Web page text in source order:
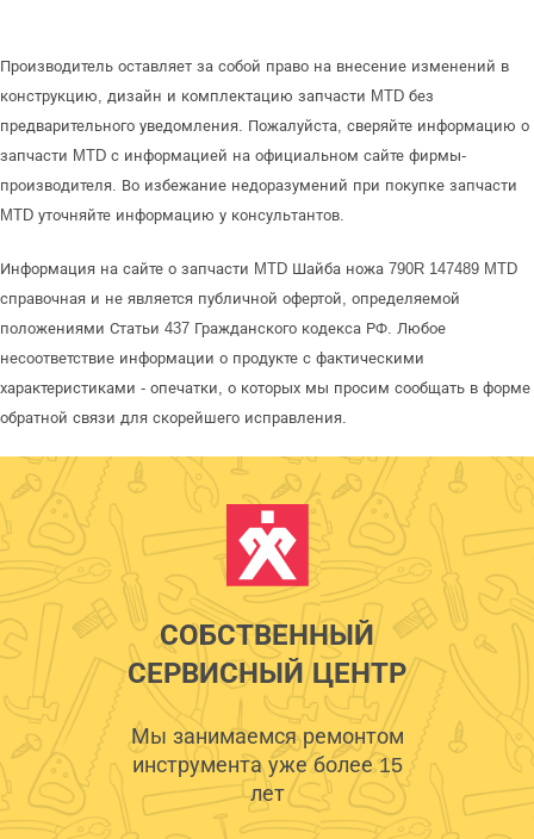
Производитель оставляет за собой право на внесение изменений в
конструкцию, дизайн и комплектацию запчасти MTD без
предварительного уведомления. Пожалуйста, сверяйте информацию о
запчасти MTD с информацией на официальном сайте фирмы-
производителя. Во избежание недоразумений при покупке запчасти
MTD уточняйте информацию у консультантов.
Информация на сайте о запчасти MTD Шайба ножа 790R 147489 MTD
справочная и не является публичной офертой, определяемой
положениями Статьи 437 Гражданского кодекса РФ. Любое
несоответствие информации о продукте с фактическими
характеристиками - опечатки, о которых мы просим сообщать в форме
обратной связи для скорейшего исправления.
СОБСТВЕННЫЙ
СЕРВИСНЫЙ ЦЕНТР
Мы занимаемся ремонтом
инструмента уже более 15
лет